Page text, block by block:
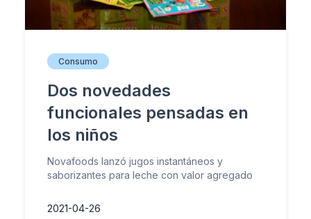
Consumo
Dos novedades
funcionales pensadas en
los niños
Novafoods lanzó jugos instantáneos y
saborizantes para leche con valor agregado
2021-04-26